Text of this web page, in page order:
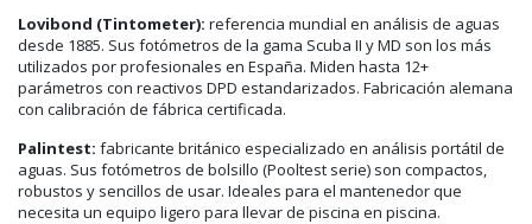
Lovibond (Tintometer): referencia mundial en análisis de aguas
desde 1885. Sus fotómetros de la gama Scuba II y MD son los más
utilizados por profesionales en España. Miden hasta 12+
parámetros con reactivos DPD estandarizados. Fabricación alemana
con calibración de fábrica certificada.
Palintest: fabricante británico especializado en análisis portátil de
aguas. Sus fotómetros de bolsillo (Pooltest serie) son compactos,
robustos y sencillos de usar. Ideales para el mantenedor que
necesita un equipo ligero para llevar de piscina en piscina.